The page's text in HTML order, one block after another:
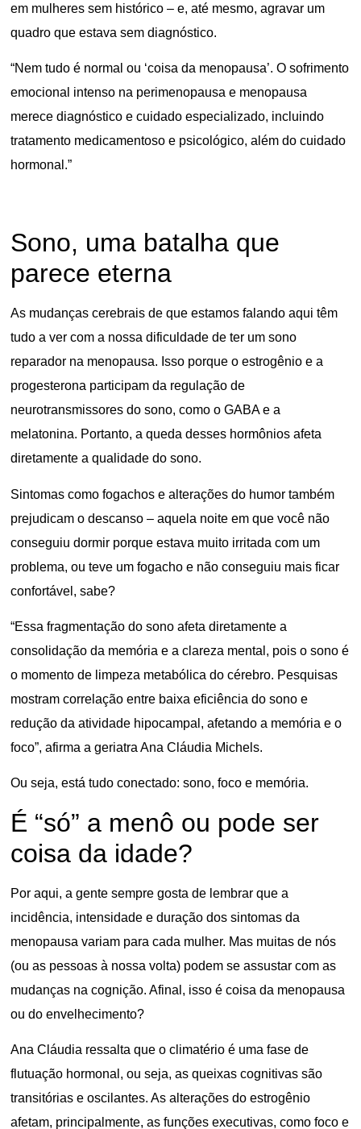
em mulheres sem histórico – e, até mesmo, agravar um
quadro que estava sem diagnóstico.
“Nem tudo é normal ou ‘coisa da menopausa’. O sofrimento
emocional intenso na perimenopausa e menopausa
merece diagnóstico e cuidado especializado, incluindo
tratamento medicamentoso e psicológico, além do cuidado
hormonal.”
Sono, uma batalha que
parece eterna
As mudanças cerebrais de que estamos falando aqui têm
tudo a ver com a nossa dificuldade de ter um sono
reparador na menopausa. Isso porque o estrogênio e a
progesterona participam da regulação de
neurotransmissores do sono, como o GABA e a
melatonina. Portanto, a queda desses hormônios afeta
diretamente a qualidade do sono.
Sintomas como fogachos e alterações do humor também
prejudicam o descanso – aquela noite em que você não
conseguiu dormir porque estava muito irritada com um
problema, ou teve um fogacho e não conseguiu mais ficar
confortável, sabe?
“Essa fragmentação do sono afeta diretamente a
consolidação da memória e a clareza mental, pois o sono é
o momento de limpeza metabólica do cérebro. Pesquisas
mostram correlação entre baixa eficiência do sono e
redução da atividade hipocampal, afetando a memória e o
foco”, afirma a geriatra Ana Cláudia Michels.
Ou seja, está tudo conectado: sono, foco e memória.
É “só” a menô ou pode ser
coisa da idade?
Por aqui, a gente sempre gosta de lembrar que a
incidência, intensidade e duração dos sintomas da
menopausa variam para cada mulher. Mas muitas de nós
(ou as pessoas à nossa volta) podem se assustar com as
mudanças na cognição. Afinal, isso é coisa da menopausa
ou do envelhecimento?
Ana Cláudia ressalta que o climatério é uma fase de
flutuação hormonal, ou seja, as queixas cognitivas são
transitórias e oscilantes. As alterações do estrogênio
afetam, principalmente, as funções executivas, como foco e